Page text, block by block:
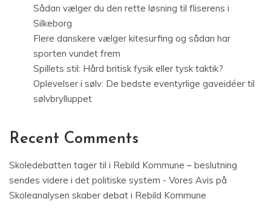
Sådan vælger du den rette løsning til fliserens i
Silkeborg
Flere danskere vælger kitesurfing og sådan har
sporten vundet frem
Spillets stil: Hård britisk fysik eller tysk taktik?
Oplevelser i sølv: De bedste eventyrlige gaveidéer til
sølvbrylluppet
Recent Comments
Skoledebatten tager til i Rebild Kommune – beslutning
sendes videre i det politiske system - Vores Avis på
Skoleanalysen skaber debat i Rebild Kommune